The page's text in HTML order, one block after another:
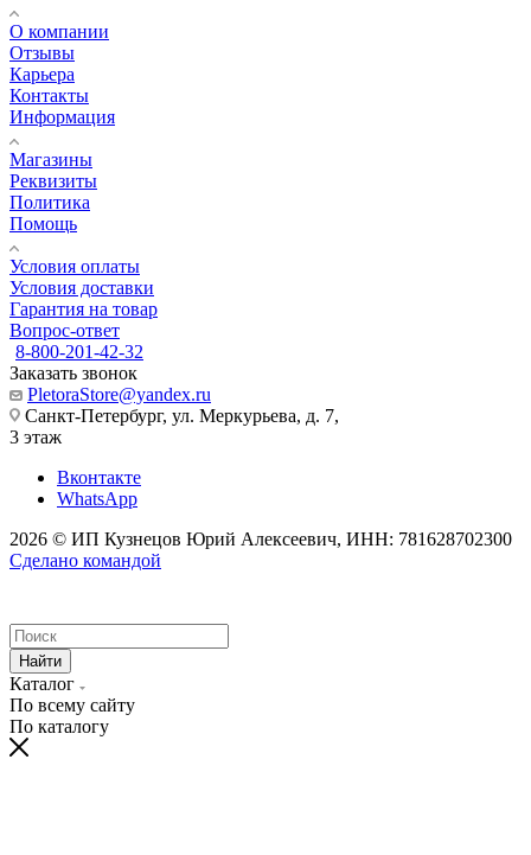
О компании
Отзывы
Карьера
Контакты
Информация
Магазины
Реквизиты
Политика
Помощь
Условия оплаты
Условия доставки
Гарантия на товар
Вопрос-ответ
8-800-201-42-32
Заказать звонок
PletoraStore@yandex.ru
Санкт-Петербург, ул. Меркурьева, д. 7,
3 этаж
Вконтакте
WhatsApp
2026 © ИП Кузнецов Юрий Алексеевич, ИНН: 781628702300
Сделано командой
Найти
Каталог
По всему сайту
По каталогу